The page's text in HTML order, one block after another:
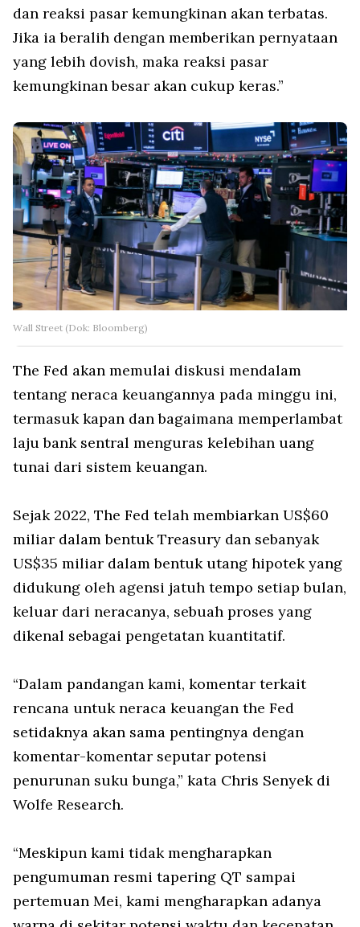
dan reaksi pasar kemungkinan akan terbatas.
Jika ia beralih dengan memberikan pernyataan
yang lebih dovish, maka reaksi pasar
kemungkinan besar akan cukup keras.”
Wall Street (Dok: Bloomberg)
The Fed akan memulai diskusi mendalam
tentang neraca keuangannya pada minggu ini,
termasuk kapan dan bagaimana memperlambat
laju bank sentral menguras kelebihan uang
tunai dari sistem keuangan.
Sejak 2022, The Fed telah membiarkan US$60
miliar dalam bentuk Treasury dan sebanyak
US$35 miliar dalam bentuk utang hipotek yang
didukung oleh agensi jatuh tempo setiap bulan,
keluar dari neracanya, sebuah proses yang
dikenal sebagai pengetatan kuantitatif.
“Dalam pandangan kami, komentar terkait
rencana untuk neraca keuangan the Fed
setidaknya akan sama pentingnya dengan
komentar-komentar seputar potensi
penurunan suku bunga,” kata Chris Senyek di
Wolfe Research.
“Meskipun kami tidak mengharapkan
pengumuman resmi tapering QT sampai
pertemuan Mei, kami mengharapkan adanya